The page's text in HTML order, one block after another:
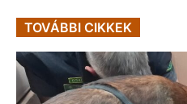
TOVÁBBI CIKKEK